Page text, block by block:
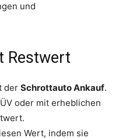
und
Restwert
der Schrottauto Ankauf.
oder mit erheblichen
Wert, indem sie